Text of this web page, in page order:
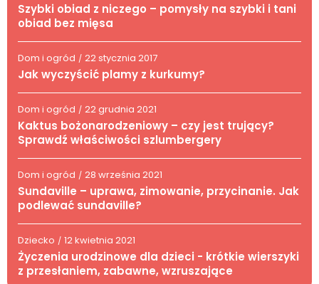
Szybki obiad z niczego – pomysły na szybki i tani
obiad bez mięsa
Dom i ogród / 22 stycznia 2017
Jak wyczyścić plamy z kurkumy?
Dom i ogród / 22 grudnia 2021
Kaktus bożonarodzeniowy – czy jest trujący?
Sprawdź właściwości szlumbergery
Dom i ogród / 28 września 2021
Sundaville – uprawa, zimowanie, przycinanie. Jak
podlewać sundaville?
Dziecko / 12 kwietnia 2021
Życzenia urodzinowe dla dzieci - krótkie wierszyki
z przesłaniem, zabawne, wzruszające